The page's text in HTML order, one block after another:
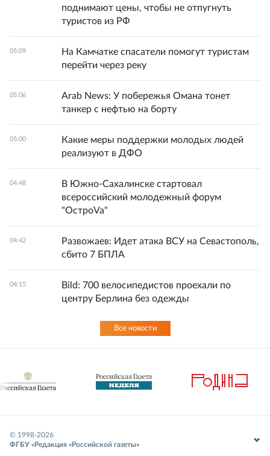
поднимают цены, чтобы не отпугнуть
туристов из РФ
05:09
На Камчатке спасатели помогут туристам
перейти через реку
05:06
Arab News: У побережья Омана тонет
танкер с нефтью на борту
05:00
Какие меры поддержки молодых людей
реализуют в ДФО
04:48
В Южно-Сахалинске стартовал
всероссийский молодежный форум
"ОстроVa"
04:42
Развожаев: Идет атака ВСУ на Севастополь,
сбито 7 БПЛА
04:15
Bild: 700 велосипедистов проехали по
центру Берлина без одежды
Все новости
© 1998-2026
ФГБУ «Редакция «Российской газеты»